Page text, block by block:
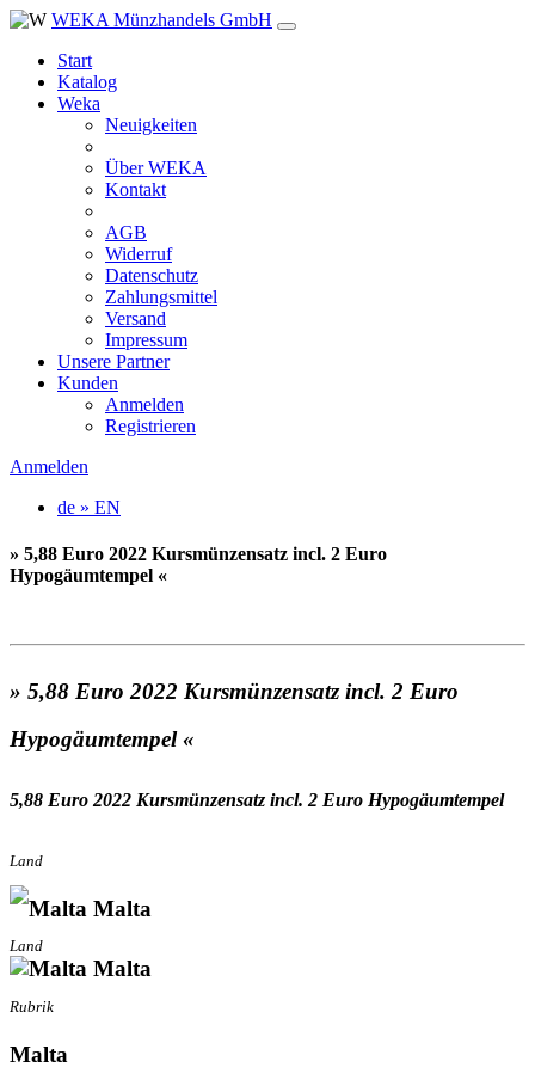
WEKA Münzhandels GmbH
Start
Katalog
Weka
Neuigkeiten
Über WEKA
Kontakt
AGB
Widerruf
Datenschutz
Zahlungsmittel
Versand
Impressum
Unsere Partner
Kunden
Anmelden
Registrieren
Anmelden
de » EN
» 5,88 Euro 2022 Kursmünzensatz incl. 2 Euro
Hypogäumtempel «
» 5,88 Euro 2022 Kursmünzensatz incl. 2 Euro
Hypogäumtempel «
5,88 Euro 2022 Kursmünzensatz incl. 2 Euro Hypogäumtempel
Land
Malta
Land
Malta
Rubrik
Malta